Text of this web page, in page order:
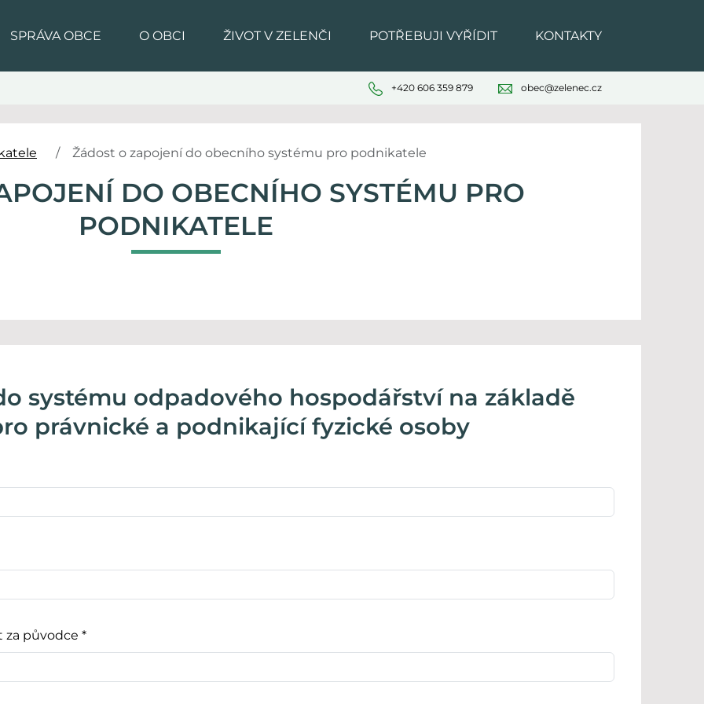
SPRÁVA OBCE O OBCI ŽIVOT V ZELENČI POTŘEBUJI VYŘÍDIT KONTAKTY
+420 606 359 879 obec@zelenec.cz
Žádost o zapojení do obecního systému pro podnikatele
DO OBECNÍHO SYSTÉMU PRO
PODNIKATELE
systému odpadového hospodářství na základě
právnické a podnikající fyzické osoby
za původce *